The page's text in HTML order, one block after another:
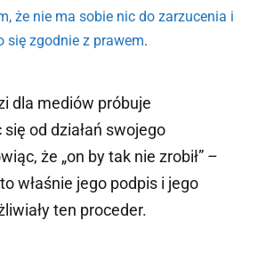
że nie ma sobie nic do zarzucenia i
się zgodnie z prawem.
dla mediów próbuje
od działań swojego
że „on by tak nie zrobił” –
właśnie jego podpis i jego
ten proceder.